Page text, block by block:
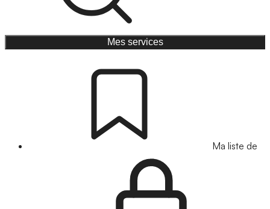
Mes services
Ma liste de